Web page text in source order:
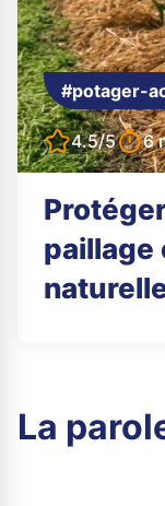
#potager-
4.5/5 6
paillage
La